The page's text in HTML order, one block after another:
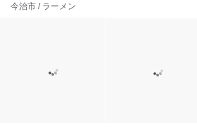
今治市 / ラーメン